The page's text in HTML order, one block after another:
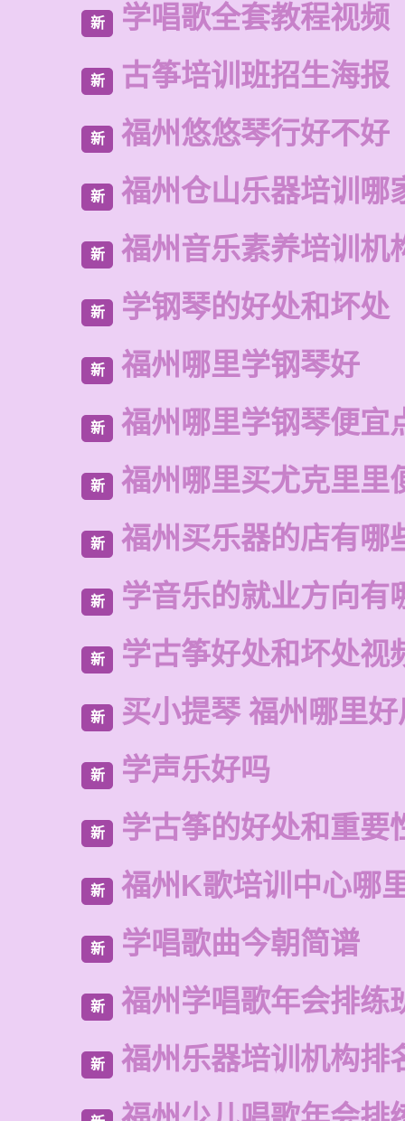
新 学唱歌全套教程视频
新 古筝培训班招生海报
新 福州悠悠琴行好不好
新 福州仓山乐器培训哪
新 福州音乐素养培训机
新 学钢琴的好处和坏处
新 福州哪里学钢琴好
新 福州哪里学钢琴便宜
新 福州哪里买尤克里里
新 福州买乐器的店有哪
新 学音乐的就业方向有
新 学古筝好处和坏处视
新 买小提琴 福州哪里
新 学声乐好吗
新 学古筝的好处和重要
新 福州K歌培训中心哪
新 学唱歌曲今朝简谱
新 福州学唱歌年会排练
新 福州乐器培训机构排